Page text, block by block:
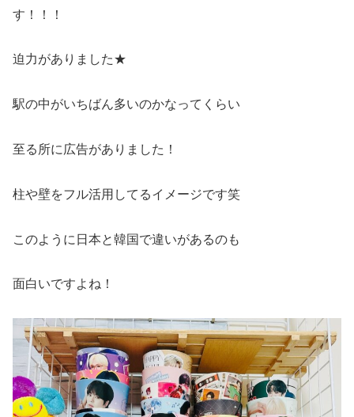
す！！！
迫力がありました★
駅の中がいちばん多いのかなってくらい
至る所に広告がありました！
柱や壁をフル活用してるイメージです笑
このように日本と韓国で違いがあるのも
面白いですよね！